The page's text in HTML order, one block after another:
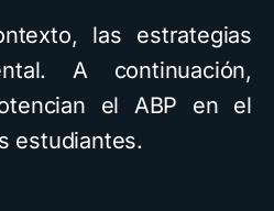
las estrategias
A continuación,
el ABP en el
estudiantes.